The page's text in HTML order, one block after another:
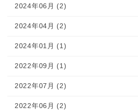
2024年06月 (2)
2024年04月 (2)
2024年01月 (1)
2022年09月 (1)
2022年07月 (2)
2022年06月 (2)